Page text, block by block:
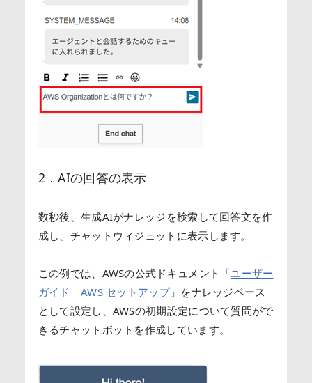
2．AIの回答の表示
数秒後、生成AIがナレッジを検索して回答文を作
成し、チャットウィジェットに表示します。
この例では、AWSの公式ドキュメント「ユーザー
ガイド AWS セットアップ」をナレッジベース
として設定し、AWSの初期設定について質問がで
きるチャットボットを作成しています。